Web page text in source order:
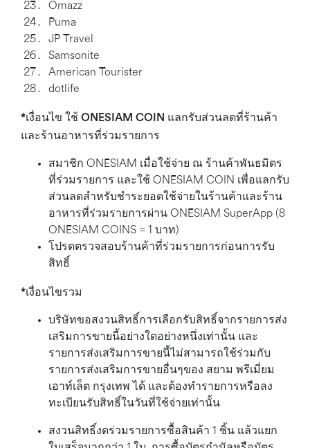
Omazz
Puma
JP Travel
Samsonite
American Tourister
dotlife
*เงื่อนไข ใช้ ONESIAM COIN แลกรับส่วนลดที่ร้านค้า
และร้านอาหารที่ร่วมรายการ
สมาชิก ONESIAM เมื่อใช้จ่าย ณ ร้านค้าพันธมิตร
ที่ร่วมรายการ และใช้ ONESIAM COIN เพื่อแลกรับ
ส่วนลดสำหรับชำระยอดใช้จ่ายในร้านค้าและร้าน
อาหารที่ร่วมรายการผ่าน ONESIAM SuperApp (8
ONESIAM COINS = 1 บาท)
โปรดตรวจสอบร้านค้าที่ร่วมรายการก่อนการรับ
สิทธิ์
*เงื่อนไขรวม
บริษัทขอสงวนสิทธิ์การเลือกรับสิทธิ์จากรายการส่ง
เสริมการขายนี้อย่างใดอย่างหนึ่งเท่านั้น และ
รายการส่งเสริมการขายนี้ไม่สามารถใช้ร่วมกับ
รายการส่งเสริมการขายอื่นๆของ สยาม พรีเมี่ยม
เอาท์เล็ต กรุงเทพ ได้ และต้องทำรายการหรือลง
ทะเบียนรับสิทธิ์ในวันที่ใช้จ่ายเท่านั้น
สงวนสิทธิ์งดร่วมรายการซื้อสินค้า 1 ชิ้น แล้วแยก